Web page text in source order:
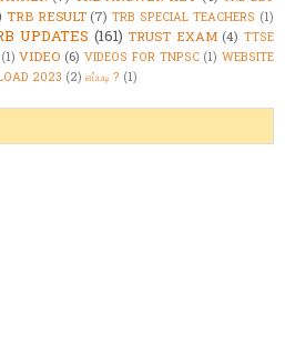
TRB RESULT (7) TRB SPECIAL TEACHERS (1)
UPDATES (161) TRUST EXAM (4) TTSE
(1) VIDEO (6) VIDEOS FOR TNPSC (1) WEBSITE
2023 (2) எப்படி ? (1)